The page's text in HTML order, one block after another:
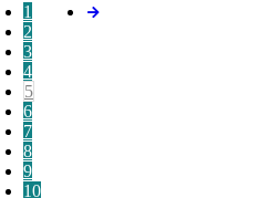
1
2
3
4
5
6
7
8
9
10